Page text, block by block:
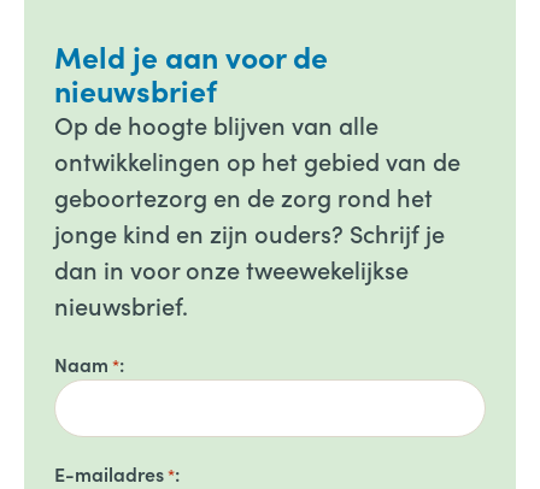
Meld je aan voor de
nieuwsbrief
Op de hoogte blijven van alle
ontwikkelingen op het gebied van de
geboortezorg en de zorg rond het
jonge kind en zijn ouders? Schrijf je
dan in voor onze tweewekelijkse
nieuwsbrief.
Naam *
E-mailadres*